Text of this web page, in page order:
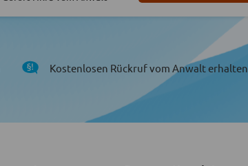
Kostenlosen Rückruf vom Anwalt erhalten